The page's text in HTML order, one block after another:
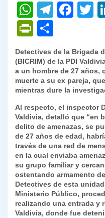
W
h
at
s
A
p
p
T
gr
a
m
F
e
b
o
o
k
T
P
ri
nt
Fr
ie
n
dl
y
o
m
p
ar
tir
Detectives de la Brigada
(BICRIM) de la PDI
a un hombre de 27 años,
muerte a su ex pareja,
mientras dure la
Al respecto, el inspector
Valdivia, detalló que “en
delito de amenazas, se
de 27 años de edad,
través de una red de
en la cual enviaba
su grupo familiar y
ostentando armamento
Detectives de esta
Ministerio Público,
realizando una entrada y
Valdivia, donde fue